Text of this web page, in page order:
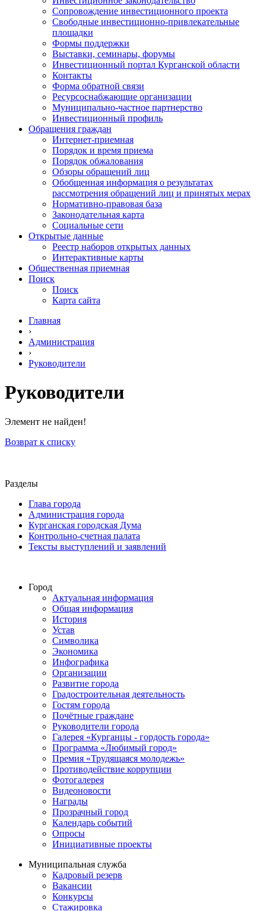
Сопровождение инвестиционного проекта
Свободные инвестиционно-привлекательные
площадки
Формы поддержки
Выставки, семинары, форумы
Инвестиционный портал Курганской области
Контакты
Форма обратной связи
Ресурсоснабжающие организации
Муниципально-частное партнерство
Инвестиционный профиль
Обращения граждан
Интернет-приемная
Порядок и время приема
Порядок обжалования
Обзоры обращений лиц
Обобщенная информация о результатах
рассмотрения обращений лиц и принятых мерах
Нормативно-правовая база
Законодательная карта
Социальные сети
Открытые данные
Реестр наборов открытых данных
Интерактивные карты
Общественная приемная
Поиск
Поиск
Карта сайта
Главная
›
Администрация
›
Руководители
Руководители
Элемент не найден!
Возврат к списку
Разделы
Глава города
Администрация города
Курганская городская Дума
Контрольно-счетная палата
Тексты выступлений и заявлений
Город
Актуальная информация
Общая информация
История
Устав
Символика
Экономика
Инфографика
Организации
Развитие города
Градостроительная деятельность
Гостям города
Почётные граждане
Руководители города
Галерея «Курганцы - гордость города»
Программа «Любимый город»
Премия «Трудящаяся молодежь»
Противодействие коррупции
Фотогалерея
Видеоновости
Награды
Прозрачный город
Календарь событий
Опросы
Инициативные проекты
Муниципальная служба
Кадровый резерв
Вакансии
Конкурсы
Стажировка